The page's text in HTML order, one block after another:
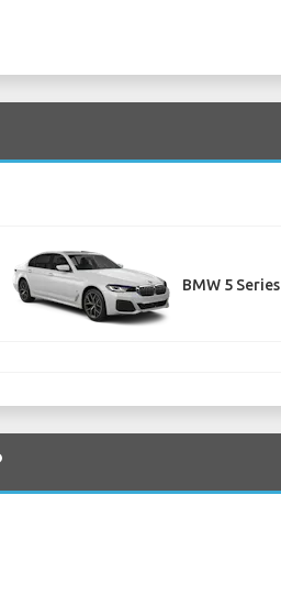
BMW 5 Series